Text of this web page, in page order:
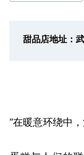
甜品店地址：
“在暖意环绕中